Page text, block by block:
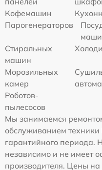
Кофемашин
Парогенераторов
Стиральных
машин
Морозильных
камер
Роботов-
пылесосов
Мы занимаемся
обслуживанием техники
гарантийного периода.
независимо и не имеет
производителя. Цены